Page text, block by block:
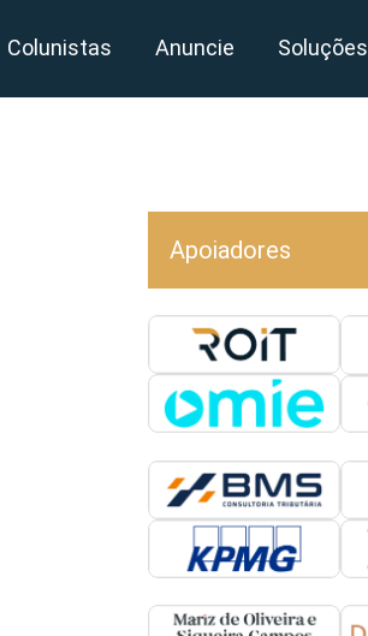
Colunistas Anuncie Soluções
Apoiadores